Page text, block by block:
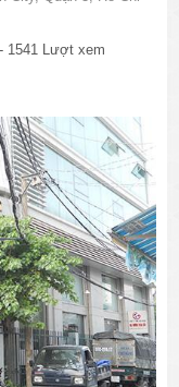
1541 Lượt xem